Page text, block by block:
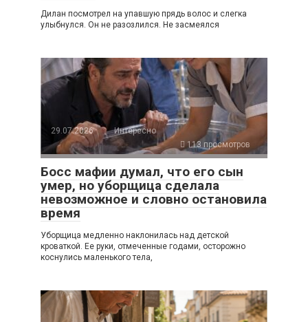
Дилан посмотрел на упавшую прядь волос и слегка
улыбнулся. Он не разозлился. Не засмеялся
29.07.2026
Интересно
113 просмотров
Босс мафии думал, что его сын
умер, но уборщица сделала
невозможное и словно остановила
время
Уборщица медленно наклонилась над детской
кроваткой. Ее руки, отмеченные годами, осторожно
коснулись маленького тела,